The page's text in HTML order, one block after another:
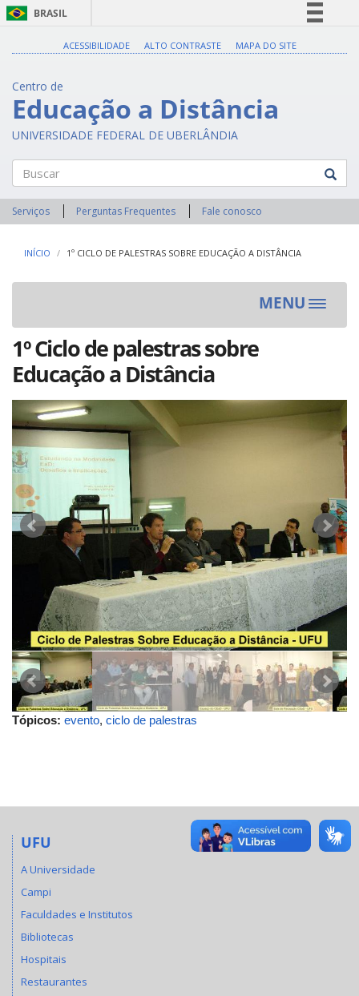
BRASIL
Acesso à informação
Legislação
Canais
ACESSIBILIDADE ALTO CONTRASTE MAPA DO SITE
Centro de
Educação a Distância
UNIVERSIDADE FEDERAL DE UBERLÂNDIA
Buscar
Serviços Perguntas Frequentes Fale conosco
INÍCIO 1º CICLO DE PALESTRAS SOBRE EDUCAÇÃO A DISTÂNCIA
MENU
Toggle
1º Ciclo de palestras sobre
Educação a Distância
Tópicos: evento, ciclo de palestras
UFU
A Universidade
Campi
Faculdades e Institutos
Bibliotecas
Hospitais
Restaurantes